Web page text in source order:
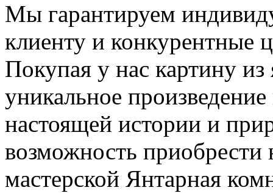
Мы гарантируем
клиенту и конкурентные
Покупая у нас картину из
уникальное
настоящей истории и
возможность
мастерской Янтарная